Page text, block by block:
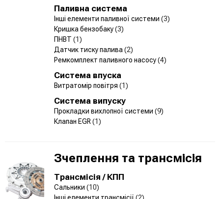
Паливна система
Інші елементи паливної системи (3)
Кришка бензобаку(3)
ПНВТ (1)
Датчик тиску палива (2)
Ремкомплект паливного насосу(4)
Система впуска
Витратомір повітря (1)
Система випуску
Прокладки вихлопної системи (9)
Клапан EGR (1)
Зчеплення та трансмісія
Трансмісія / КПП
Сальники (10)